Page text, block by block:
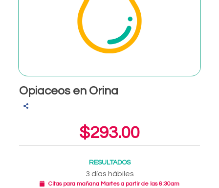
Opiaceos en Orina
$293.00
RESULTADOS
3 días hábiles
Citas para mañana Martes a partir de las 6:30am